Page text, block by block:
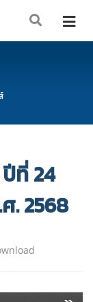
ที่ 24
. 2568